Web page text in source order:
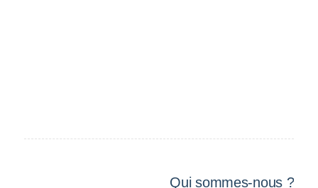
Qui sommes-nous ?